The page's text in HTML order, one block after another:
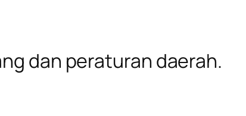
dan peraturan daerah.